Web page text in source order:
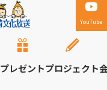
YouTube
プレゼントプロジェクト